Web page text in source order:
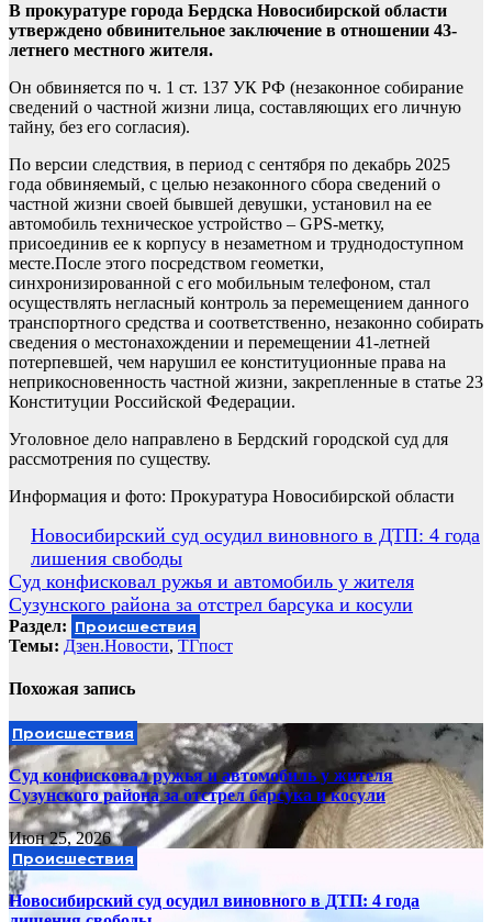
В прокуратуре города Бердска Новосибирской области
утверждено обвинительное заключение в отношении 43-
летнего местного жителя.
Он обвиняется по ч. 1 ст. 137 УК РФ (незаконное собирание
сведений о частной жизни лица, составляющих его личную
тайну, без его согласия).
По версии следствия, в период с сентября по декабрь 2025
года обвиняемый, с целью незаконного сбора сведений о
частной жизни своей бывшей девушки, установил на ее
автомобиль техническое устройство – GPS-метку,
присоединив ее к корпусу в незаметном и труднодоступном
месте.После этого посредством геометки,
синхронизированной с его мобильным телефоном, стал
осуществлять негласный контроль за перемещением данного
транспортного средства и соответственно, незаконно собирать
сведения о местонахождении и перемещении 41-летней
потерпевшей, чем нарушил ее конституционные права на
неприкосновенность частной жизни, закрепленные в статье 23
Конституции Российской Федерации.
Уголовное дело направлено в Бердский городской суд для
рассмотрения по существу.
Информация и фото: Прокуратура Новосибирской области
Навигация
по
записям
Новосибирский суд осудил виновного в ДТП: 4 года
лишения свободы
Суд конфисковал ружья и автомобиль у жителя
Сузунского района за отстрел барсука и косули
Раздел: Происшествия
Темы: Дзен.Новости, ТГпост
Похожая запись
Происшествия
Суд конфисковал ружья и автомобиль у жителя
Сузунского района за отстрел барсука и косули
Июн 25, 2026
Происшествия
Новосибирский суд осудил виновного в ДТП: 4 года